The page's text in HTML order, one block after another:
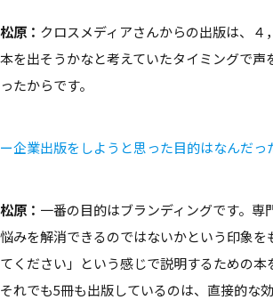
松原： クロスメディアさんからの出版は、
本を出そうかなと考えていたタイミングで
ったからです。
ー企業出版をしようと思った目的はなんだっ
松原： 一番の目的はブランディングです。
悩みを解消できるのではないかという印象
てください」という感じで説明するための
それでも5冊も出版しているのは、直接的な